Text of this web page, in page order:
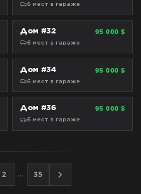
6 мест в гараже
СТАНДАРТ
Дом #32 95 000 $
6 мест в гараже
СТАНДАРТ
Дом #34 95 000 $
6 мест в гараже
СТАНДАРТ
Дом #36 95 000 $
6 мест в гараже
2 … 35